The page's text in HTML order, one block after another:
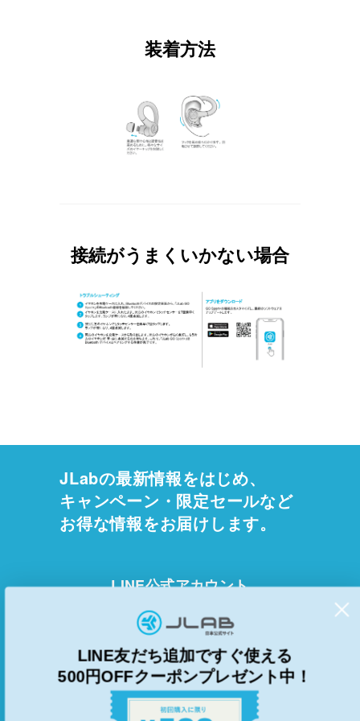
装着方法
接続がうまくいかない場合
JLabの最新情報をはじめ、
キャンペーン・限定セールなど
お得な情報をお届けします。
LINE公式アカウント
ニュースレター
LINE友だち追加ですぐ使える
500円OFFクーポンプレゼント中！